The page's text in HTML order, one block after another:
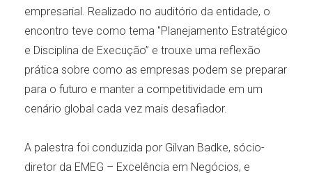
empresarial. Realizado no auditório da entidade, o
encontro teve como tema "Planejamento Estratégico
e Disciplina de Execução” e trouxe uma reflexão
prática sobre como as empresas podem se preparar
para o futuro e manter a competitividade em um
cenário global cada vez mais desafiador.
A palestra foi conduzida por Gilvan Badke, sócio-
diretor da EMEG – Excelência em Negócios, e